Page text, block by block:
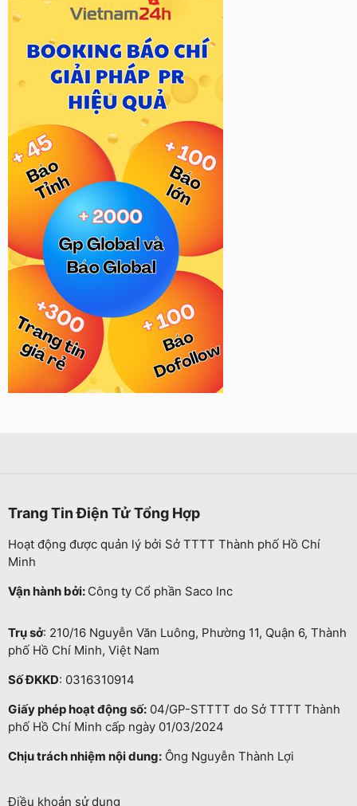
Trang Tin Điện Tử Tổng Hợp
Hoạt động được quản lý bởi Sở TTTT Thành phố Hồ Chí
Minh
Vận hành bởi: Công ty Cổ phần Saco Inc
Trụ sở: 210/16 Nguyễn Văn Luông, Phường 11, Quận 6, Thành
phố Hồ Chí Minh, Việt Nam
Số ĐKKD: 0316310914
Giấy phép hoạt động số: 04/GP-STTTT do Sở TTTT Thành
phố Hồ Chí Minh cấp ngày 01/03/2024
Chịu trách nhiệm nội dung: Ông Nguyễn Thành Lợi
Điều khoản sử dụng